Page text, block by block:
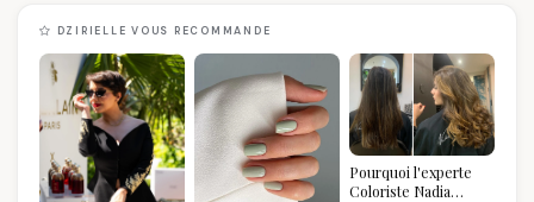
DZIRIELLE VOUS RECOMMANDE
Pourquoi l'experte
Coloriste Nadia